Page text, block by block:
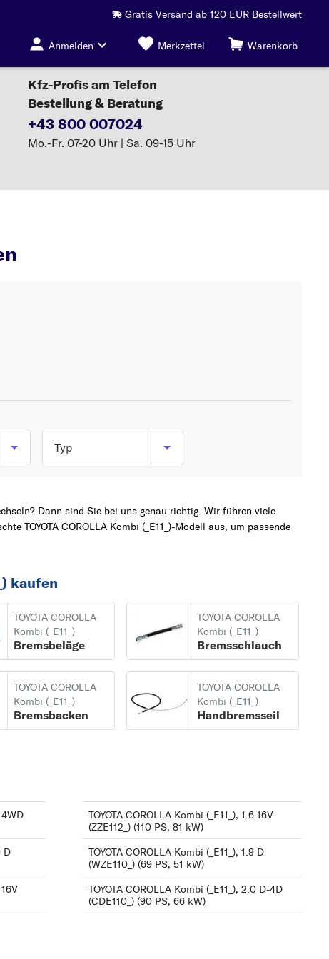
Gratis Versand ab 120 EUR Bestellwert
Anmelden Merkzettel Warenkorb
Kfz-Profis am Telefon
Bestellung & Beratung
+43 800 007024
Mo.-Fr. 07-20 Uhr | Sa. 09-15 Uhr
Typ
1.4 16V (ZZE111_) (97
kW)
1.6 16V (ZZE112_) (110
PS, 81 kW)
1.6 Aut. (AE111_) (107
PS, 79 kW)
1.8 4WD (AE115_) (110
PS, 81 kW)
2.0 D-4D (CDE110_)
(90 PS, 66 kW)
Dann sind Sie bei uns genau richtig. Wir führen viele
TOYOTA COROLLA Kombi (_E11_)-Modell aus, um passende
kaufen
TOYOTA COROLLA
Kombi (_E11_)
Bremsbeläge
TOYOTA COROLLA
Kombi (_E11_)
Bremsschlauch
TOYOTA COROLLA
Kombi (_E11_)
Bremsbacken
TOYOTA COROLLA
Kombi (_E11_)
Handbremsseil
4WD
D
TOYOTA COROLLA Kombi (_E11_), 1.6 16V
(ZZE112_) (110 PS, 81 kW)
TOYOTA COROLLA Kombi (_E11_), 1.9 D
(WZE110_) (69 PS, 51 kW)
TOYOTA COROLLA Kombi (_E11_), 2.0 D-4D
(CDE110_) (90 PS, 66 kW)